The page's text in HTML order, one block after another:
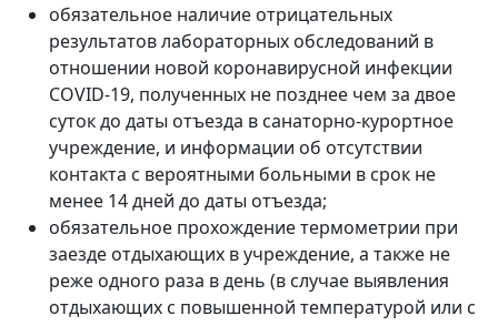
обязательное наличие отрицательных
результатов лабораторных обследований в
отношении новой коронавирусной инфекции
COVID-19, полученных не позднее чем за двое
суток до даты отъезда в санаторно-курортное
учреждение, и информации об отсутствии
контакта с вероятными больными в срок не
менее 14 дней до даты отъезда;
обязательное прохождение термометрии при
заезде отдыхающих в учреждение, а также не
реже одного раза в день (в случае выявления
отдыхающих с повышенной температурой или с